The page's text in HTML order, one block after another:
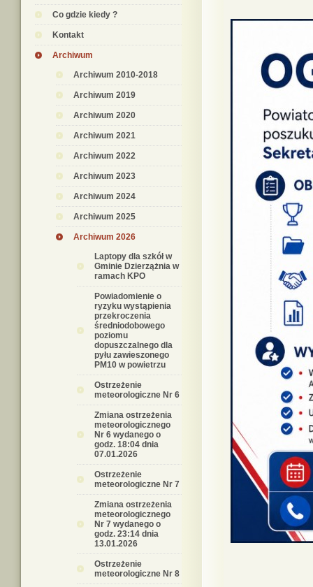
Co gdzie kiedy ?
Kontakt
Archiwum
Archiwum 2010-2018
Archiwum 2019
Archiwum 2020
Archiwum 2021
Archiwum 2022
Archiwum 2023
Archiwum 2024
Archiwum 2025
Archiwum 2026
Laptopy dla szkół w
Gminie Dzierzążnia w
ramach KPO
Powiadomienie o
ryzyku wystąpienia
przekroczenia
średniodobowego
poziomu
dopuszczalnego dla
pyłu zawieszonego
PM10 w powietrzu
Ostrzeżenie
meteorologiczne Nr 6
Zmiana ostrzeżenia
meteorologicznego
Nr 6 wydanego o
godz. 18:04 dnia
07.01.2026
Ostrzeżenie
meteorologiczne Nr 7
Zmiana ostrzeżenia
meteorologicznego
Nr 7 wydanego o
godz. 23:14 dnia
13.01.2026
Ostrzeżenie
meteorologiczne Nr 8